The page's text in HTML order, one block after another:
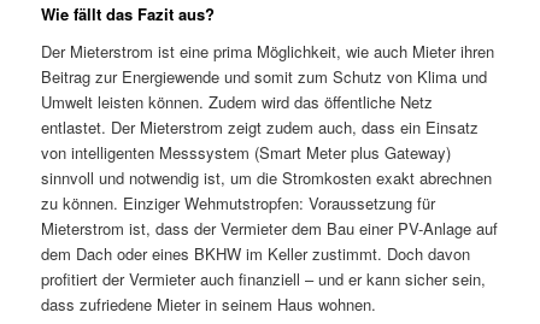
Wie fällt das Fazit aus?
Der Mieterstrom ist eine prima Möglichkeit, wie auch Mieter ihren
Beitrag zur Energiewende und somit zum Schutz von Klima und
Umwelt leisten können. Zudem wird das öffentliche Netz
entlastet. Der Mieterstrom zeigt zudem auch, dass ein Einsatz
von intelligenten Messsystem (Smart Meter plus Gateway)
sinnvoll und notwendig ist, um die Stromkosten exakt abrechnen
zu können. Einziger Wehmutstropfen: Voraussetzung für
Mieterstrom ist, dass der Vermieter dem Bau einer PV-Anlage auf
dem Dach oder eines BKHW im Keller zustimmt. Doch davon
profitiert der Vermieter auch finanziell – und er kann sicher sein,
dass zufriedene Mieter in seinem Haus wohnen.